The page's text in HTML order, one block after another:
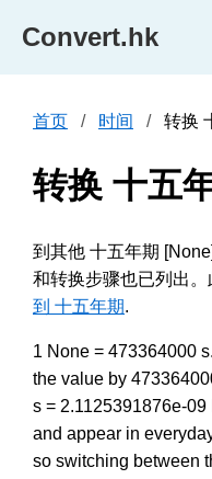
Convert.hk
首页 时间 转换
转换 十五
到其他 十五年期
和转换步骤也已列出
到 十五年期.
1 None = 473364000
the value by
s = 2.1125391876e-
and appear in
so switching between